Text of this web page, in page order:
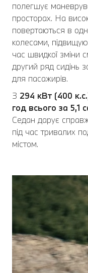
полегшує
просторах. На
повертаються в
колесами,
час швидкої зміни
другий ряд сидінь
для пасажирів.
З 294 кВт (400
год всього за 5,1
Седан дарує
під час тривалих
містом.